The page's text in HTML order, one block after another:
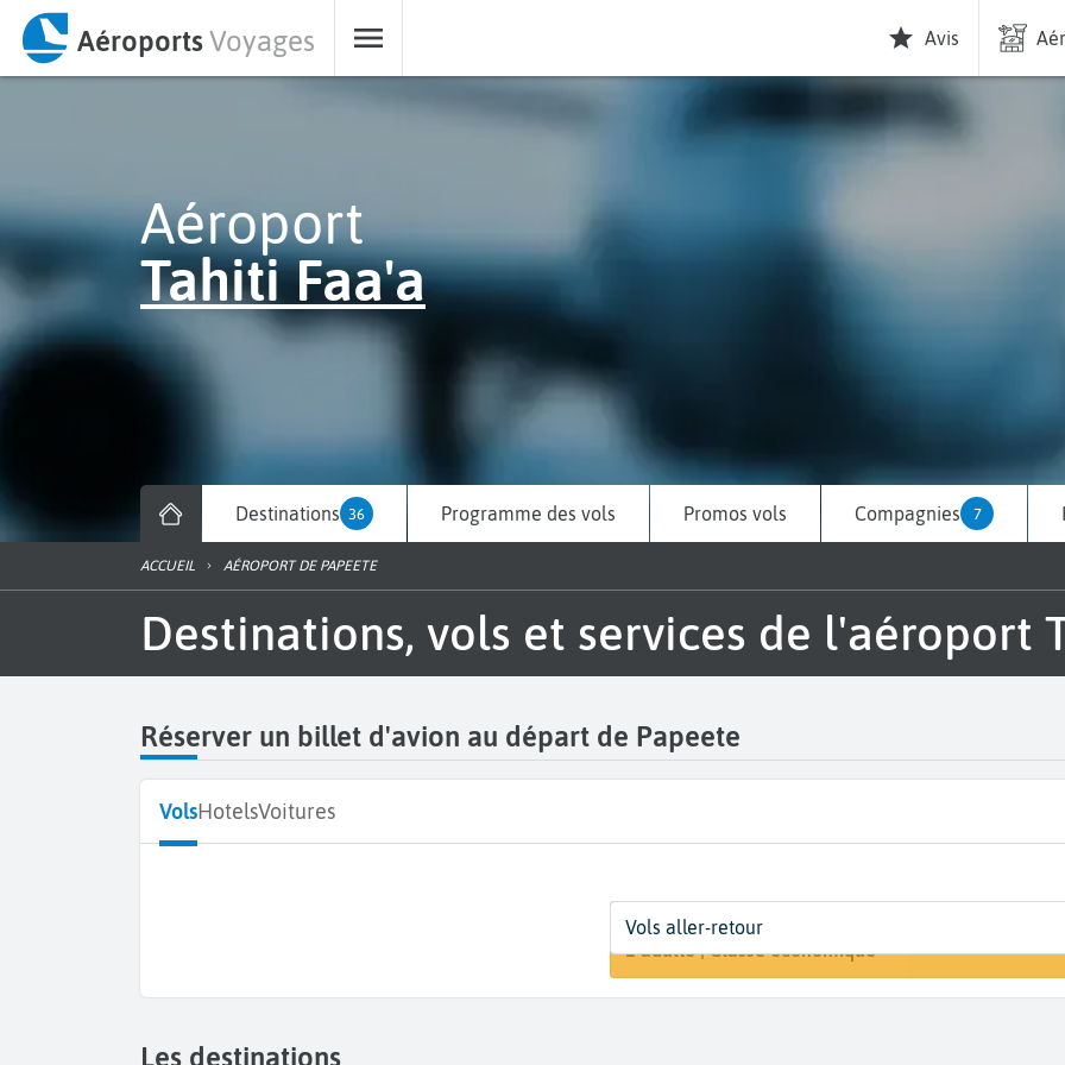
AéroportsVoyages Avis
Aéroport
Tahiti Faa'a
Destinations 36 Programme des vols Promos vols Compagnies 7
ACCUEIL AÉROPORT DE PAPEETE
Destinations, vols et services de l'aéroport
Réserver un billet d'avion au départ de Papeete
VolsHotelsVoitures
Départ
Tahiti Faa'a (PPT)
Dates
Dates de votre voyage
Voyageurs | Classe
1 adulte | Classe économique
Vols aller-retour
Les destinations